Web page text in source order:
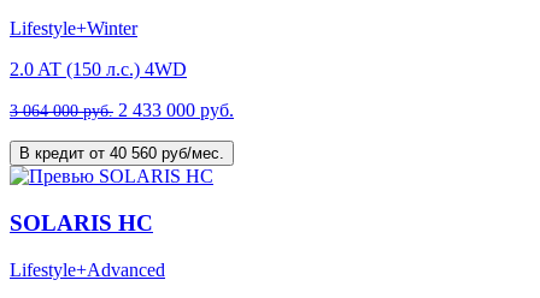
Lifestyle+Winter
2.0 AT (150 л.с.) 4WD
3 064 000 руб. 2 433 000 руб.
В кредит от 40 560 руб/мес.
SOLARIS HC
Lifestyle+Advanced